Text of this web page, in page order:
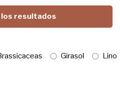
resultados
Girasol Lino